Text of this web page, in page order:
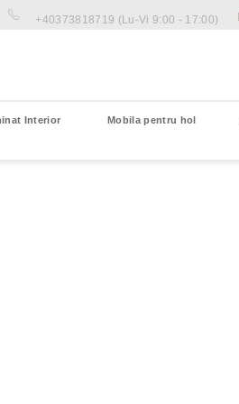
+40373818719 (Lu-Vi 9:00 - 17:00)
Interior Mobila pentru hol